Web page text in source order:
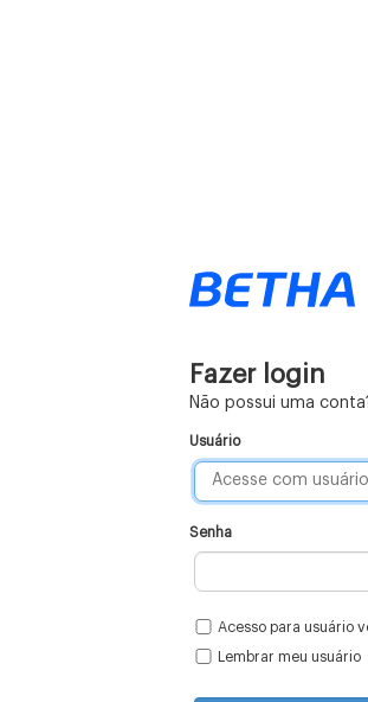
Fazer login
Não possui uma
Usuário
Senha
Acesso para usuário
Lembrar meu usuário